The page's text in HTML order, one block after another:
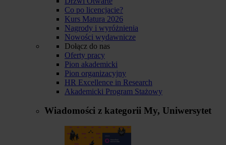
Co po licencjacie?
Kurs Matura 2026
Nagrody i wyróżnienia
Nowości wydawnicze
Dołącz do nas
Oferty pracy
Pion akademicki
Pion organizacyjny
HR Excellence in Research
Akademicki Program Stażowy
Wiadomości z kategorii My, Uniwersytet